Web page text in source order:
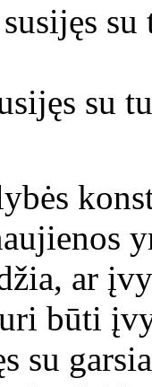
su
ar
būti
su